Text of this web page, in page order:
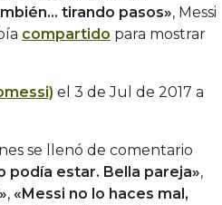
tirando pasos», Messi
compartido para mostrar
el 3 de Jul de 2017 a
se llenó de comentario
podía estar. Bella pareja»,
, «Messi no lo haces mal,